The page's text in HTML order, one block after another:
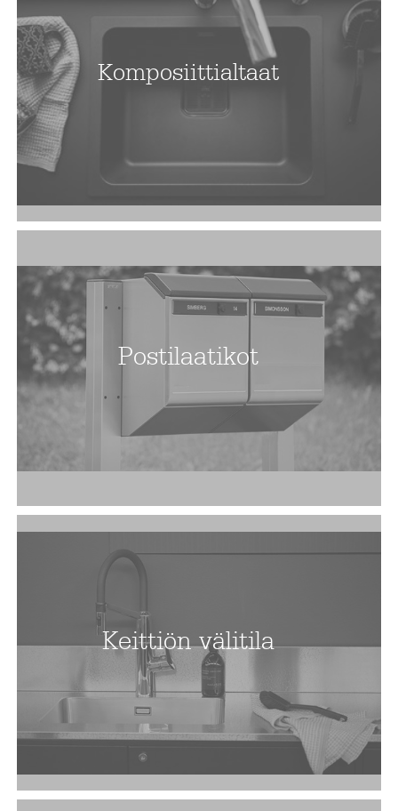
Komposiittialtaat
Postilaatikot
Keittiön välitila